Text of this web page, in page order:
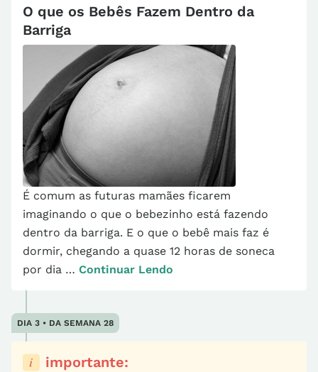
O que os Bebês Fazem Dentro da
Barriga
É comum as futuras mamães ficarem
imaginando o que o bebezinho está fazendo
dentro da barriga. E o que o bebê mais faz é
dormir, chegando a quase 12 horas de soneca
por dia … Continuar Lendo
DIA 3 • DA SEMANA 28
importante: